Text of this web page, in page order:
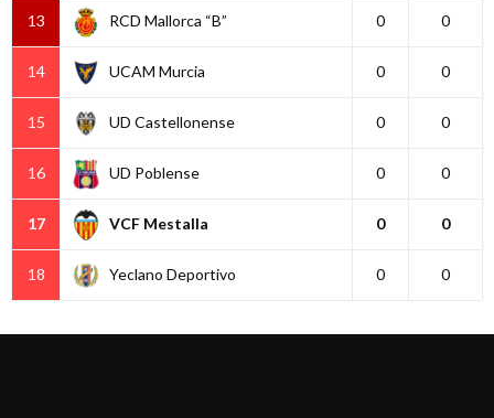
13 RCD Mallorca “B” 0 0
14 UCAM Murcia 0 0
15 UD Castellonense 0 0
16 UD Poblense 0 0
17 VCF Mestalla 0 0
18 Yeclano Deportivo 0 0